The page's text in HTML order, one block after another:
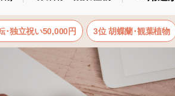
･独立祝い50,000円 3位 胡蝶蘭･観葉植物